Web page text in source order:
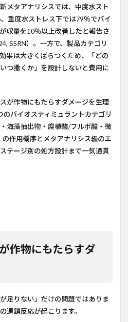
メタアナリシスでは、中度水スト
重度水ストレス下では79％でバイ
収量を10％以上改善したと報告さ
SSRN）。一方で、製品カテゴリ
果は大きくばらつくため、「どの
つ撒くか」を設計しないと費用に
が作物にもたらすダメージを生理
バイオスティミュラントカテゴリ
海藻抽出物・腐植酸/フルボ酸・微
作用機序とメタアナリシス級のエ
テージ別の処方設計まで一気通貫
作物にもたらすダ
足りない」だけの問題ではありま
連鎖反応が起こります。